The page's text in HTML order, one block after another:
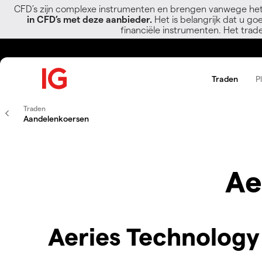
CFD’s zijn complexe instrumenten en brengen vanwege
in CFD’s met deze aanbieder. Het is belangrijk dat u
financiële instrumenten. Het
Traden
Traden
Aandelenkoersen
Aeries